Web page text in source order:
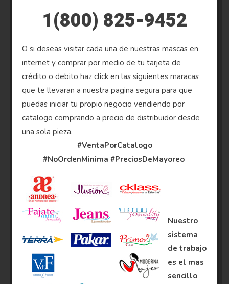
1(800) 825-9452
O si deseas visitar cada una de nuestras mascas en
internet y comprar por medio de tu tarjeta de
crédito o debito haz click en las siguientes maracas
que te llevaran a nuestra pagina segura para que
puedas iniciar tu propio negocio vendiendo por
catalogo comprando a precio de distribuidor desde
una sola pieza.
#VentaPorCatalogo
#NoOrdenMinima #PreciosDeMayoreo
Nuestro
sistema
de trabajo
es el mas
sencillo